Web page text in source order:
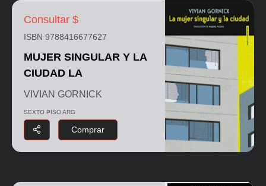
Consultar $
ISBN 9788416677627
MUJER SINGULAR Y LA
CIUDAD LA
VIVIAN GORNICK
SEXTO PISO ARG
Comprar